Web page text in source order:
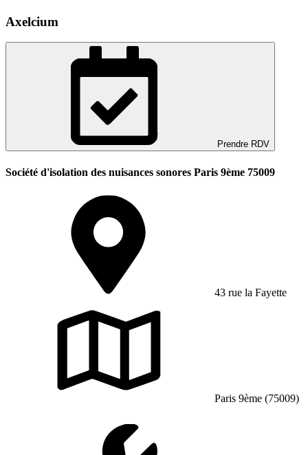
Axelcium
Prendre RDV
Société d'isolation des nuisances sonores Paris 9ème 75009
43 rue la Fayette
Paris 9ème (75009)